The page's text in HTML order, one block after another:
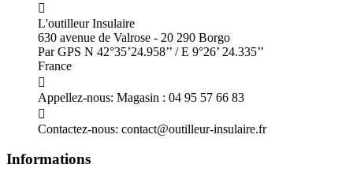

L'outilleur Insulaire
630 avenue de Valrose - 20 290 Borgo
Par GPS N 42°35’24.958’’ / E 9°26’ 24.335’’
France

Appellez-nous: Magasin : 04 95 57 66 83

Contactez-nous: contact@outilleur-insulaire.fr
Informations